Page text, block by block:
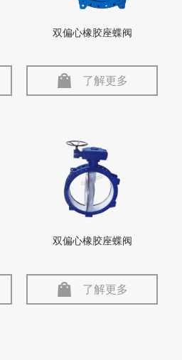
双偏心橡胶座蝶阀
了解更多
双偏心橡胶座蝶阀
了解更多